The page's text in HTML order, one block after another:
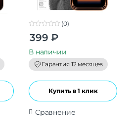
o
t
o
f
5
(0)
399 ₽
В наличии
Гарантия 12 месяцев
Купить в 1 клик
Сравнение